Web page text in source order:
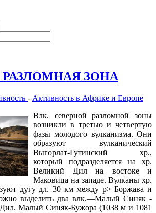
ЗОНА
- Активность в Африке и Европе
Влк. северной разломной зоны
возникли в третью и четвертую
фазы молодого вулканизма. Они
образуют вулканический
Выгорлат-Гутинский хр.,
который подразделяется на хр.
Великий Дил на востоке и
Маковица на западе. Вулканы хр.
дугу дл. 30 км между р> Боржава и
выделить два влк.—Малый Синяк -
Малый Синяк-Бужора (1038 м и 1081